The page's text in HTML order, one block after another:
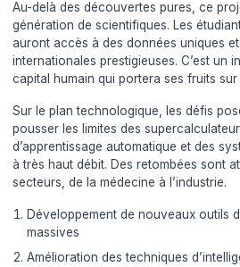
Au-delà des découvertes pures, ce
génération de scientifiques. Les
auront accès à des données uniques
internationales prestigieuses. C’est un
capital humain qui portera ses fruits sur
Sur le plan technologique, les défis
pousser les limites des
d’apprentissage automatique et des
à très haut débit. Des retombées sont
secteurs, de la médecine à l’industrie.
Développement de nouveaux outils
massives
Amélioration des techniques